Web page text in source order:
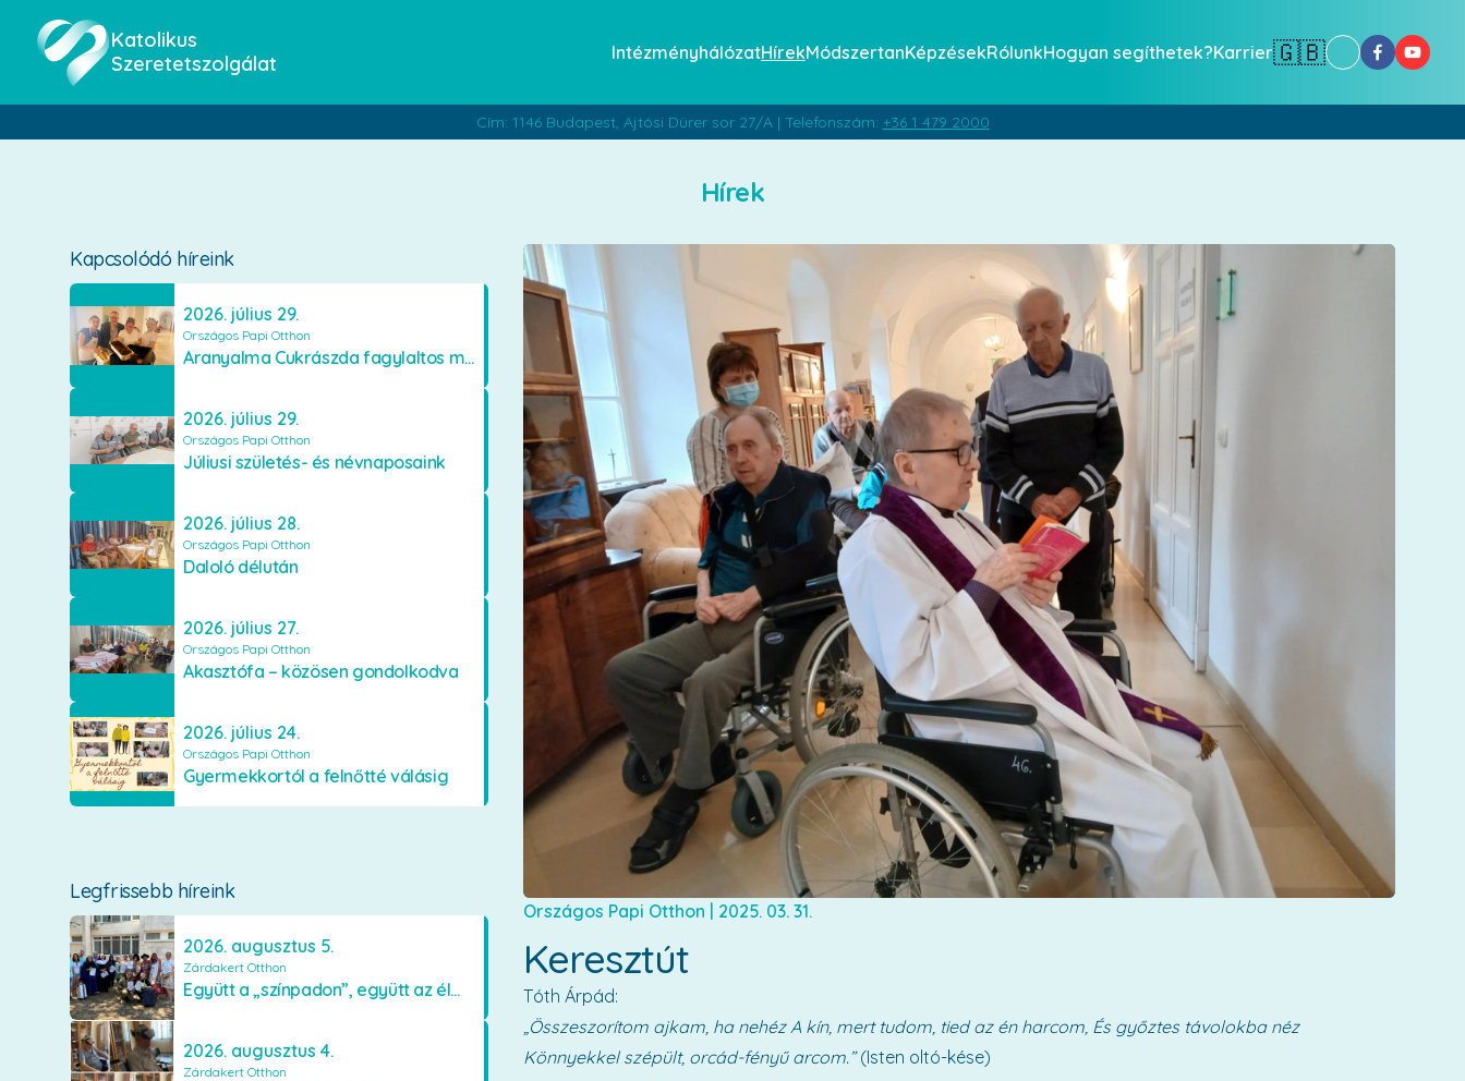
Katolikus
Szeretetszolgálat
IntézményhálózatHírekMódszertanKépzésekRólunkHogyan segíthetek?Karrier🇬🇧
Cím: 1146 Budapest, Ajtósi Dürer sor 27/A | Telefonszám: +36 1 479 2000
Hírek
Kapcsolódó híreink
2026. július 29.
Országos Papi Otthon
Aranyalma Cukrászda fagylaltos meglepetés
2026. július 29.
Országos Papi Otthon
Júliusi születés- és névnaposaink
2026. július 28.
Országos Papi Otthon
Daloló délután
2026. július 27.
Országos Papi Otthon
Akasztófa – közösen gondolkodva
2026. július 24.
Országos Papi Otthon
Gyermekkortól a felnőtté válásig
Legfrissebb híreink
2026. augusztus 5.
Zárdakert Otthon
Együtt a „színpadon”, együtt az élményekért 🎭✨
2026. augusztus 4.
Zárdakert Otthon
Országos Papi Otthon | 2025. 03. 31.
Keresztút
Tóth Árpád:
„Összeszorítom ajkam, ha nehéz A kín, mert tudom, tied az én harcom, És győztes távolokba néz
Könnyekkel szépült, orcád-fényű arcom.”(Isten oltó-kése)